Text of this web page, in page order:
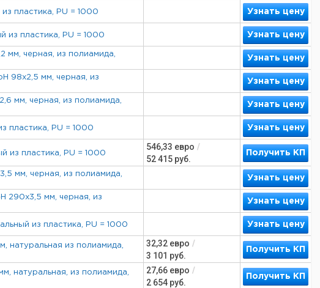
пластика, PU = 1000 Узнать цену
из пластика, PU = 1000 Узнать цену
мм, черная, из полиамида,
Узнать цену
98x2,5 мм, черная, из
Узнать цену
мм, черная, из полиамида,
Узнать цену
пластика, PU = 1000 Узнать цену
из пластика, PU = 1000
546,33 евро /
52 415 руб.
Получить КП
мм, черная, из полиамида,
Узнать цену
290x3,5 мм, черная, из
Узнать цену
из пластика, PU = 1000 Узнать цену
натуральная из полиамида,
32,32 евро /
3 101 руб.
Получить КП
натуральная, из полиамида,
27,66 евро /
2 654 руб.
Получить КП